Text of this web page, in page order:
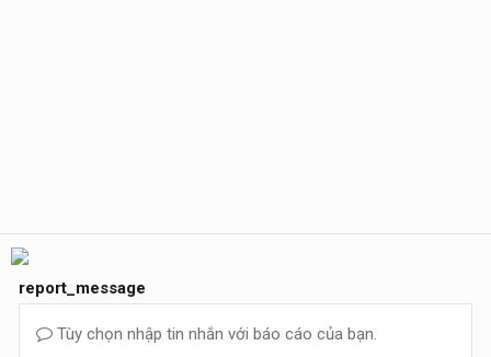
report_message
Tùy chọn nhập tin nhắn với báo cáo của bạn.